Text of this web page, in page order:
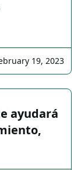
19, 2023
ayudará